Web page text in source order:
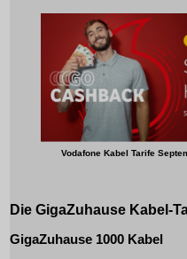
Vodafone Kabel Tarife
Die GigaZuhause Kabel-
GigaZuhause 1000 Kabel